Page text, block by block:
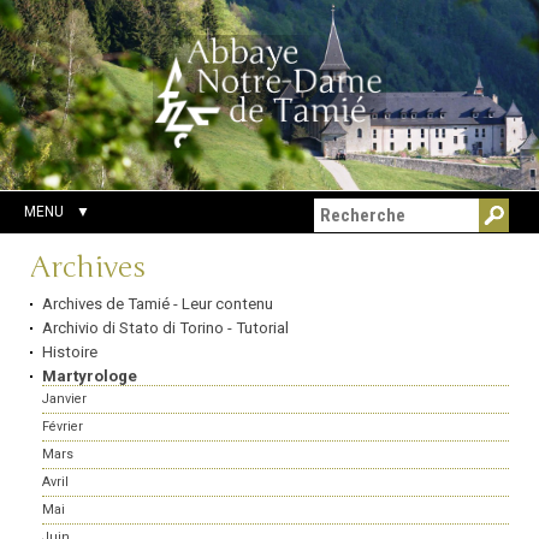
Aller
au
contenu.
|
Aller
à
la
navigation
Outils
personnels
Chercher par
Recherche
avancée…
MENU
Navigation
Archives
Archives de Tamié - Leur contenu
Archivio di Stato di Torino - Tutorial
Histoire
Martyrologe
Janvier
Février
Mars
Avril
Mai